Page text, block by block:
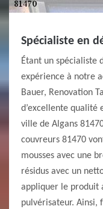
Spécialiste en
Étant un spécialiste
expérience à notre
Bauer, Renovation
d’excellente qualité
ville de Algans
couvreurs 81470
mousses avec une
résidus avec un
appliquer le produit
pulvérisateur. Ainsi,